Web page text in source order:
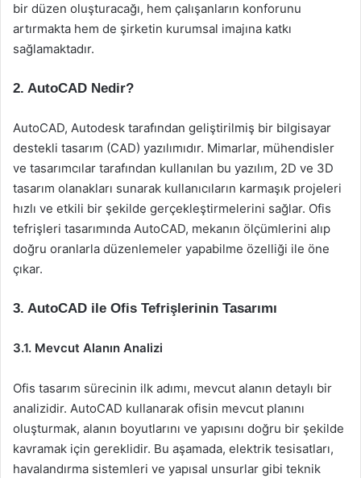
bir düzen oluşturacağı, hem çalışanların konforunu
artırmakta hem de şirketin kurumsal imajına katkı
sağlamaktadır.
2. AutoCAD Nedir?
AutoCAD, Autodesk tarafından geliştirilmiş bir bilgisayar
destekli tasarım (CAD) yazılımıdır. Mimarlar, mühendisler
ve tasarımcılar tarafından kullanılan bu yazılım, 2D ve 3D
tasarım olanakları sunarak kullanıcıların karmaşık projeleri
hızlı ve etkili bir şekilde gerçekleştirmelerini sağlar. Ofis
tefrişleri tasarımında AutoCAD, mekanın ölçümlerini alıp
doğru oranlarla düzenlemeler yapabilme özelliği ile öne
çıkar.
3. AutoCAD ile Ofis Tefrişlerinin Tasarımı
3.1. Mevcut Alanın Analizi
Ofis tasarım sürecinin ilk adımı, mevcut alanın detaylı bir
analizidir. AutoCAD kullanarak ofisin mevcut planını
oluşturmak, alanın boyutlarını ve yapısını doğru bir şekilde
kavramak için gereklidir. Bu aşamada, elektrik tesisatları,
havalandırma sistemleri ve yapısal unsurlar gibi teknik